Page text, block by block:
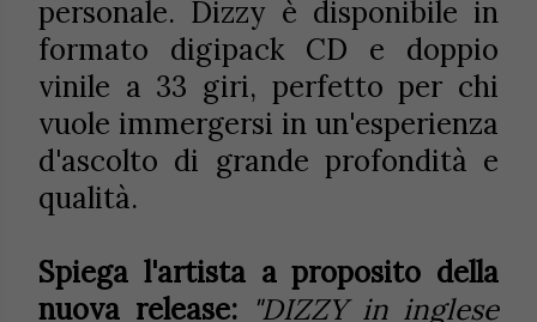
personale. Dizzy è disponibile in
formato digipack CD e doppio
vinile a 33 giri, perfetto per chi
vuole immergersi in un'esperienza
d'ascolto di grande profondità e
qualità.
Spiega l'artista a proposito della
nuova release: "DIZZY in inglese